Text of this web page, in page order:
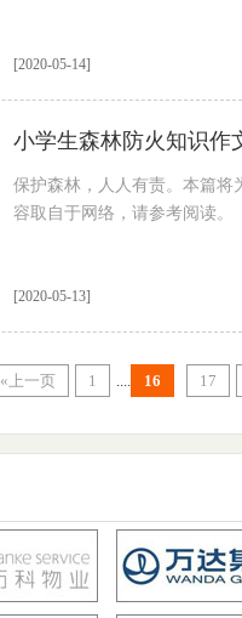
[2020-05-14]
小学生森林防火知识作
保护森林，人人有责。本篇将
容取自于网络，请参考阅读。
[2020-05-13]
«上一页 1 .... 16 17